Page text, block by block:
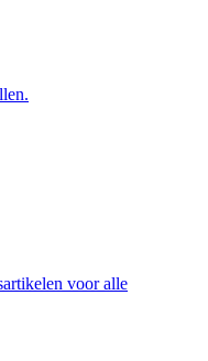
voor alle